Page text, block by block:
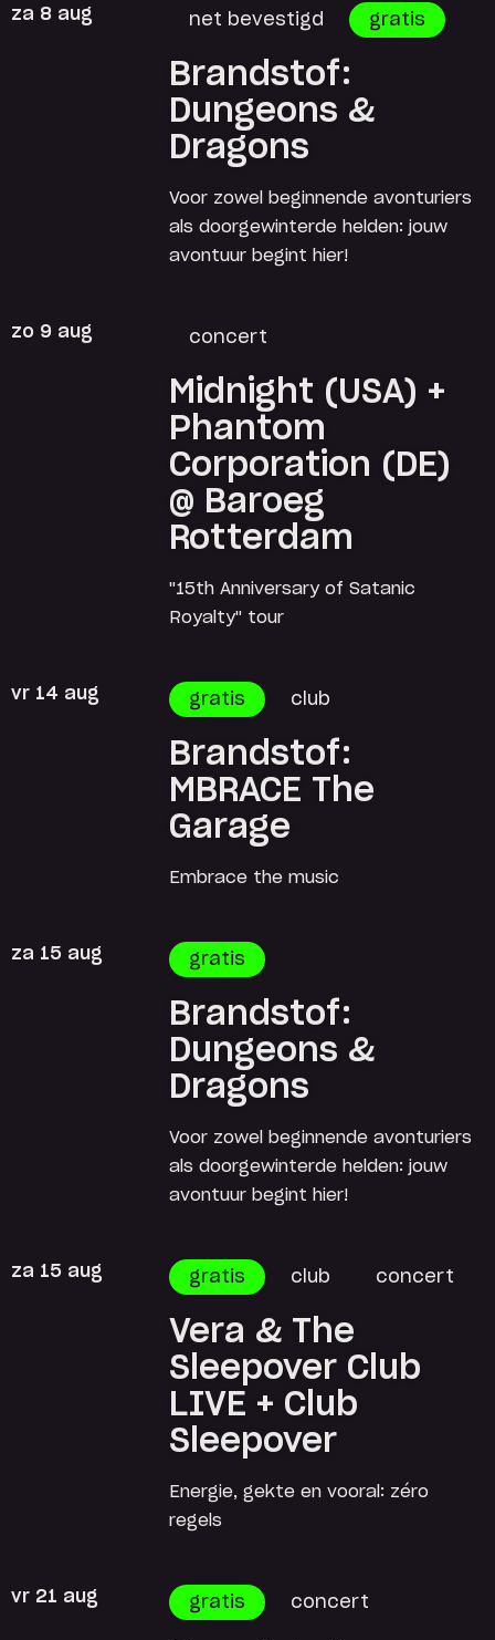
za 8 aug net bevestigd gratis
Brandstof:
Dungeons &
Dragons
Voor zowel beginnende avonturiers
als doorgewinterde helden: jouw
avontuur begint hier!
zo 9 aug concert
Midnight (USA) +
Phantom
Corporation (DE)
@ Baroeg
Rotterdam
"15th Anniversary of Satanic
Royalty" tour
vr 14 aug gratis club
Brandstof:
MBRACE The
Garage
Embrace the music
za 15 aug gratis
Brandstof:
Dungeons &
Dragons
Voor zowel beginnende avonturiers
als doorgewinterde helden: jouw
avontuur begint hier!
za 15 aug gratis club concert
Vera & The
Sleepover Club
LIVE + Club
Sleepover
Energie, gekte en vooral: zéro
regels
vr 21 aug gratis concert